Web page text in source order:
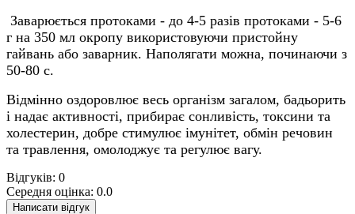
Заварюється протоками - до 4-5 разів протоками - 5-6
г на 350 мл окропу використовуючи пристойну
гайвань або заварник. Наполягати можна, починаючи з
50-80 с.
Відмінно оздоровлює весь організм загалом, бадьорить
і надає активності, прибирає сонливість, токсини та
холестерин, добре стимулює імунітет, обмін речовин
та травлення, омолоджує та регулює вагу.
Відгуків: 0
Середня оцінка: 0.0
Написати відгук